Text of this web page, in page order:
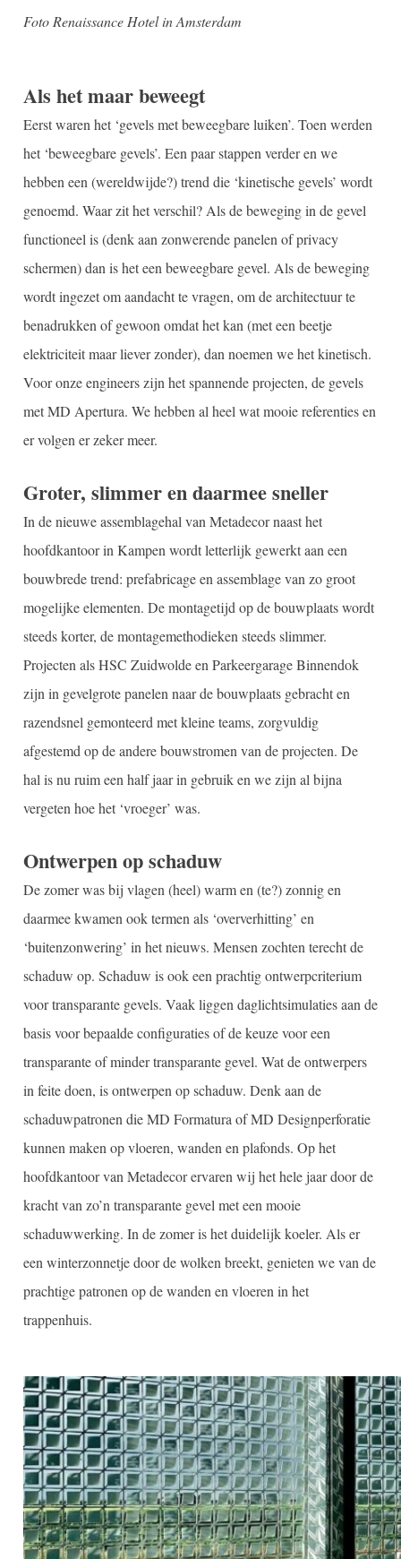
Foto Renaissance Hotel in Amsterdam
Als het maar beweegt
Eerst waren het ‘gevels met beweegbare luiken’. Toen werden
het ‘beweegbare gevels’. Een paar stappen verder en we
hebben een (wereldwijde?) trend die ‘kinetische gevels’ wordt
genoemd. Waar zit het verschil? Als de beweging in de gevel
functioneel is (denk aan zonwerende panelen of privacy
schermen) dan is het een beweegbare gevel. Als de beweging
wordt ingezet om aandacht te vragen, om de architectuur te
benadrukken of gewoon omdat het kan (met een beetje
elektriciteit maar liever zonder), dan noemen we het kinetisch.
Voor onze engineers zijn het spannende projecten, de gevels
met MD Apertura. We hebben al heel wat mooie referenties en
er volgen er zeker meer.
Groter, slimmer en daarmee sneller
In de nieuwe assemblagehal van Metadecor naast het
hoofdkantoor in Kampen wordt letterlijk gewerkt aan een
bouwbrede trend: prefabricage en assemblage van zo groot
mogelijke elementen. De montagetijd op de bouwplaats wordt
steeds korter, de montagemethodieken steeds slimmer.
Projecten als HSC Zuidwolde en Parkeergarage Binnendok
zijn in gevelgrote panelen naar de bouwplaats gebracht en
razendsnel gemonteerd met kleine teams, zorgvuldig
afgestemd op de andere bouwstromen van de projecten. De
hal is nu ruim een half jaar in gebruik en we zijn al bijna
vergeten hoe het ‘vroeger’ was.
Ontwerpen op schaduw
De zomer was bij vlagen (heel) warm en (te?) zonnig en
daarmee kwamen ook termen als ‘oververhitting’ en
‘buitenzonwering’ in het nieuws. Mensen zochten terecht de
schaduw op. Schaduw is ook een prachtig ontwerpcriterium
voor transparante gevels. Vaak liggen daglichtsimulaties aan de
basis voor bepaalde configuraties of de keuze voor een
transparante of minder transparante gevel. Wat de ontwerpers
in feite doen, is ontwerpen op schaduw. Denk aan de
schaduwpatronen die MD Formatura of MD Designperforatie
kunnen maken op vloeren, wanden en plafonds. Op het
hoofdkantoor van Metadecor ervaren wij het hele jaar door de
kracht van zo’n transparante gevel met een mooie
schaduwwerking. In de zomer is het duidelijk koeler. Als er
een winterzonnetje door de wolken breekt, genieten we van de
prachtige patronen op de wanden en vloeren in het
trappenhuis.